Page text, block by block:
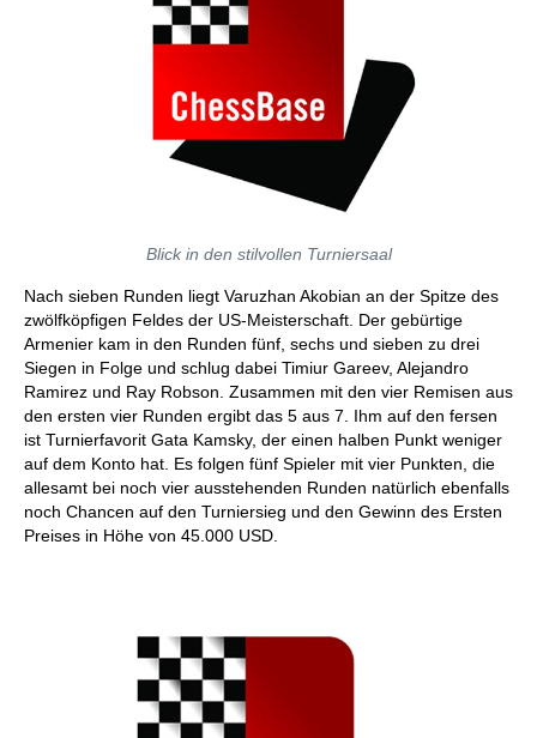
Blick in den stilvollen Turniersaal
Nach sieben Runden liegt Varuzhan Akobian an der Spitze des
zwölfköpfigen Feldes der US-Meisterschaft. Der gebürtige
Armenier kam in den Runden fünf, sechs und sieben zu drei
Siegen in Folge und schlug dabei Timiur Gareev, Alejandro
Ramirez und Ray Robson. Zusammen mit den vier Remisen aus
den ersten vier Runden ergibt das 5 aus 7. Ihm auf den fersen
ist Turnierfavorit Gata Kamsky, der einen halben Punkt weniger
auf dem Konto hat. Es folgen fünf Spieler mit vier Punkten, die
allesamt bei noch vier ausstehenden Runden natürlich ebenfalls
noch Chancen auf den Turniersieg und den Gewinn des Ersten
Preises in Höhe von 45.000 USD.